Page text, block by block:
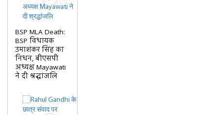
BSP MLA Death:
BSP विधायक
उमाशंकर सिंह का
निधन, बीएसपी
अध्यक्ष Mayawati
ने दी श्रद्धांजलि